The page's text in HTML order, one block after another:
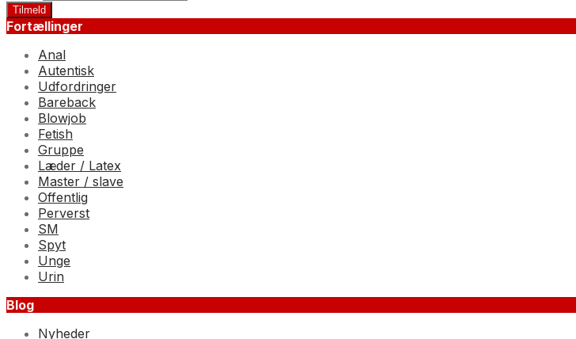
Fortællinger
Anal
Autentisk
Udfordringer
Bareback
Blowjob
Fetish
Gruppe
Læder / Latex
Master / slave
Offentlig
Perverst
SM
Spyt
Unge
Urin
Blog
Nyheder